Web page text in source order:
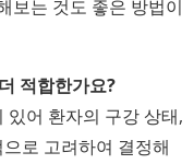
보는 것도 좋은 방법이
적합한가요?
있어 환자의 구강 상태,
로 고려하여 결정해